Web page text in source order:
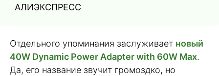
АЛИЭКСПРЕСС
Отдельного упоминания заслуживает новый
40W Dynamic Power Adapter with 60W Max.
Да, его название звучит громоздко, но